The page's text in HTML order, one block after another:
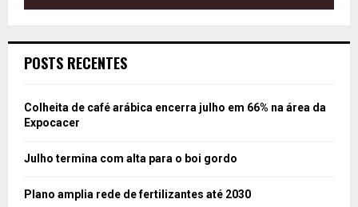
POSTS RECENTES
Colheita de café arábica encerra julho em 66% na área da
Expocacer
Julho termina com alta para o boi gordo
Plano amplia rede de fertilizantes até 2030